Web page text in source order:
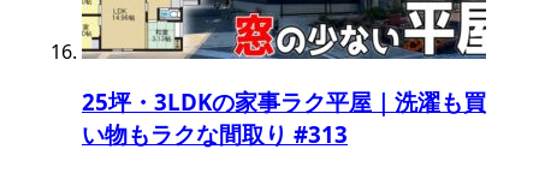
25坪・3LDKの家事ラク平屋｜洗濯も買
い物もラクな間取り #313